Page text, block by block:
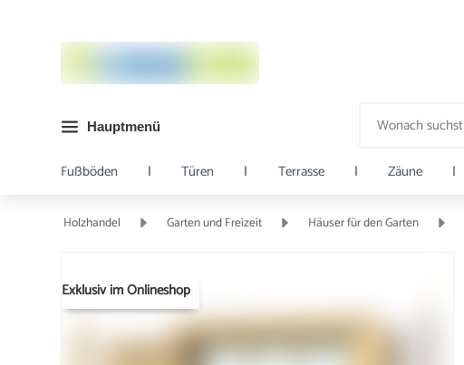
Hauptmenü
Fußböden | Türen | Terrasse | Zäune |
Holzhandel Garten und Freizeit Häuser für den Garten
Exklusiv im Onlineshop